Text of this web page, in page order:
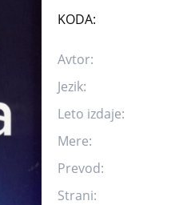
KODA:
Avtor:
Jezik:
Leto izdaje:
Mere:
Prevod:
Strani: